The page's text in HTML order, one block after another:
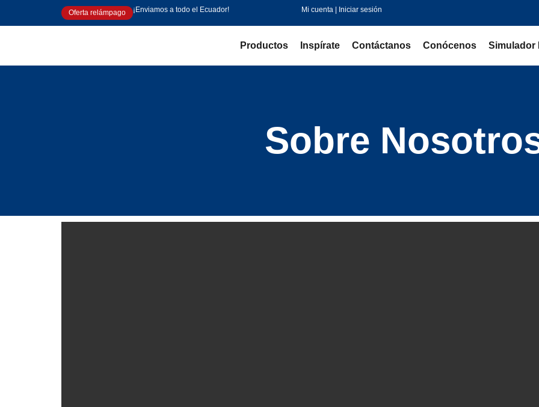
Oferta relámpago ¡Enviamos a todo el Ecuador! Mi cuenta | Iniciar sesión
Productos Inspírate Contáctanos Conócenos Simulador
Sobre